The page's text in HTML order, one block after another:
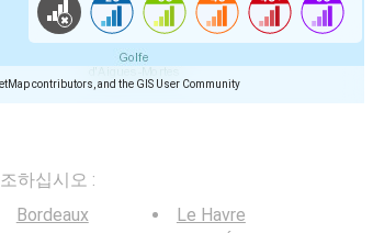
contributors, and the GIS User Community
하십시오 :
Bordeaux
Le Havre